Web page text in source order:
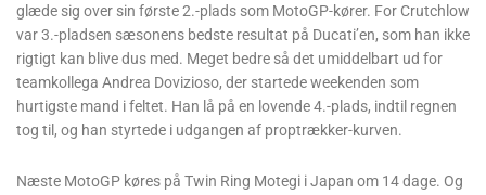
glæde sig over sin første 2.-plads som MotoGP-kører. For Crutchlow
var 3.-pladsen sæsonens bedste resultat på Ducati’en, som han ikke
rigtigt kan blive dus med. Meget bedre så det umiddelbart ud for
teamkollega Andrea Dovizioso, der startede weekenden som
hurtigste mand i feltet. Han lå på en lovende 4.-plads, indtil regnen
tog til, og han styrtede i udgangen af proptrækker-kurven.
Næste MotoGP køres på Twin Ring Motegi i Japan om 14 dage. Og